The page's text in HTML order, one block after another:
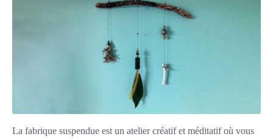
La fabrique suspendue est un atelier créatif et méditatif où vous